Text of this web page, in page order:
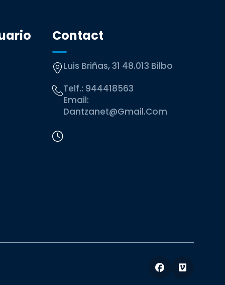
Contact
Luis Briñas, 31 48.013 Bilbo
Telf.: 944418563
Email:
Dantzanet@gmail.com
Facebook
Vimeo